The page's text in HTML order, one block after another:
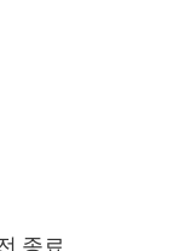
종료